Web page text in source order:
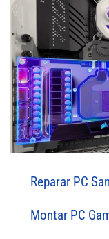
Reparar PC
Montar PC